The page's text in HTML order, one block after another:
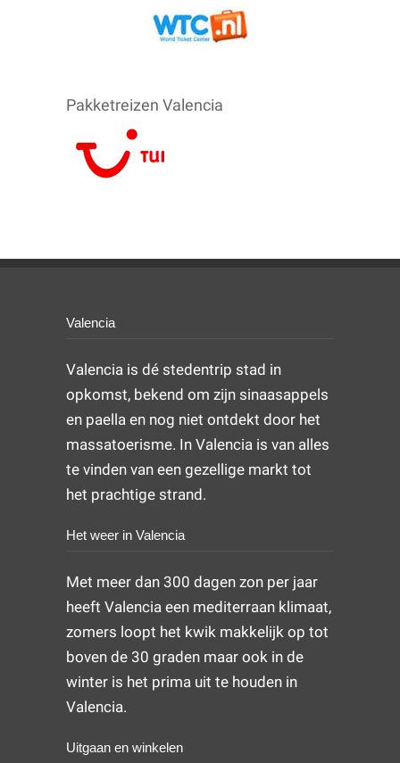
Pakketreizen Valencia
Valencia
Valencia is dé stedentrip stad in
opkomst, bekend om zijn sinaasappels
en paella en nog niet ontdekt door het
massatoerisme. In Valencia is van alles
te vinden van een gezellige markt tot
het prachtige strand.
Het weer in Valencia
Met meer dan 300 dagen zon per jaar
heeft Valencia een mediterraan klimaat,
zomers loopt het kwik makkelijk op tot
boven de 30 graden maar ook in de
winter is het prima uit te houden in
Valencia.
Uitgaan en winkelen